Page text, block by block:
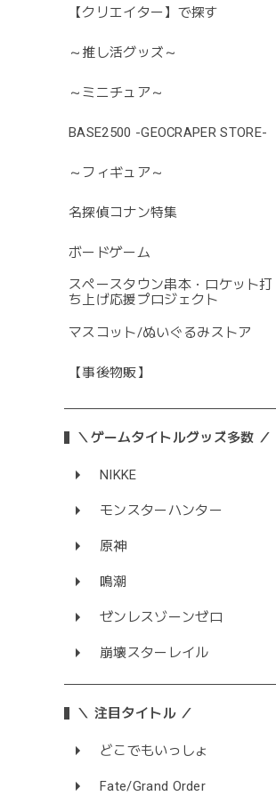
【クリエイター】で探す
～推し活グッズ～
～ミニチュア～
BASE2500 -GEOCRAPER STORE-
～フィギュア～
名探偵コナン特集
ボードゲーム
スペースタウン串本・ロケット打
ち上げ応援プロジェクト
マスコット/ぬいぐるみストア
【事後物販】
＼ゲームタイトルグッズ多数 ／
NIKKE
モンスターハンター
原神
鳴潮
ゼンレスゾーンゼロ
崩壊スターレイル
＼ 注目タイトル ／
どこでもいっしょ
Fate/Grand Order